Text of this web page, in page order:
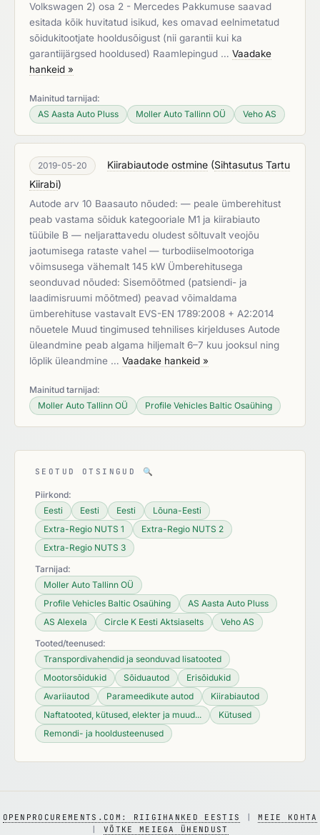
Volkswagen 2) osa 2 - Mercedes Pakkumuse saavad
esitada kõik huvitatud isikud, kes omavad eelnimetatud
sõidukitootjate hooldusõigust (nii garantii kui ka
garantiijärgsed hooldused) Raamlepingud … Vaadake
hankeid »
Mainitud tarnijad:
AS Aasta Auto Pluss
Moller Auto Tallinn OÜ Veho AS
2019-05-20 Kiirabiautode ostmine (Sihtasutus Tartu
Kiirabi)
Autode arv 10 Baasauto nõuded: — peale ümberehitust
peab vastama sõiduk kategooriale M1 ja kiirabiauto
tüübile B — neljarattavedu oludest sõltuvalt veojõu
jaotumisega rataste vahel — turbodiiselmootoriga
võimsusega vähemalt 145 kW Ümberehitusega
seonduvad nõuded: Sisemõõtmed (patsiendi- ja
laadimisruumi mõõtmed) peavad võimaldama
ümberehituse vastavalt EVS-EN 1789:2008 + A2:2014
nõuetele Muud tingimused tehnilises kirjelduses Autode
üleandmine peab algama hiljemalt 6–7 kuu jooksul ning
lõplik üleandmine … Vaadake hankeid »
Mainitud tarnijad:
Moller Auto Tallinn OÜ
Profile Vehicles Baltic Osaühing
SEOTUD OTSINGUD 🔍
Piirkond:
Eesti
Eesti Eesti
Lõuna-Eesti
Extra-Regio NUTS 1
Extra-Regio NUTS 2
Extra-Regio NUTS 3
Tarnijad:
Moller Auto Tallinn OÜ
Profile Vehicles Baltic Osaühing
AS Aasta Auto Pluss
AS Alexela
Circle K Eesti Aktsiaselts
Veho AS
Tooted/teenused:
Transpordivahendid ja seonduvad lisatooted
Mootorsõidukid
Sõiduautod
Erisõidukid
Avariiautod
Parameedikute autod
Kiirabiautod
Naftatooted, kütused, elekter ja muud...
Kütused
Remondi- ja hooldusteenused
OPENPROCUREMENTS.COM: RIIGIHANKED EESTIS |MEIE KOHTA
VÕTKE MEIEGA ÜHENDUST